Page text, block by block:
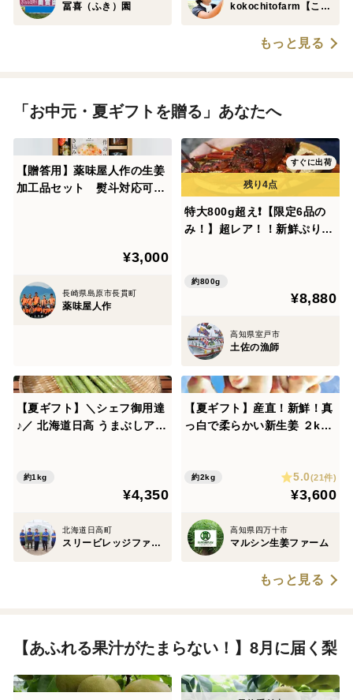
冨喜（ふき）園 kokochitofarm【ここちとふぁーむ】
もっと見る
「お中元・夏ギフトを贈る」あなたへ
【贈答用】薬味屋人作の生姜
加工品セット 熨斗対応可
¥3,000
長崎県島原市長貫町
薬味屋人作
すぐに出荷
特大800g超え❗️【限定6品の
み！】超レア！！新鮮ぷりぷ
【夏ギフト】
約800g
¥8,880
高知県室戸市
土佐の漁師
【夏ギフト】＼シェフ御用達
♪／ 北海道日高 うまぶしアス
約1kg
¥4,350
北海道日高町
スリービレッジファーム
【夏ギフト】産直！新鮮！真
っ白で柔らかい新生姜 ２kg
約2kg 5.0(21件)
¥3,600
高知県四万十市
マルシン生姜ファーム
もっと見る
【あふれる果汁がたまらない！】8月に届く梨